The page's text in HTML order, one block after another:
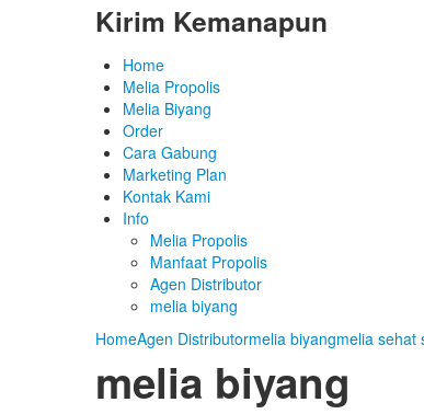
Kirim Kemanapun
Home
Melia Propolis
Melia Biyang
Order
Cara Gabung
Marketing Plan
Kontak Kami
Info
Melia Propolis
Manfaat Propolis
Agen Distributor
melia biyang
HomeAgen Distributormelia biyangmelia sehat
melia biyang